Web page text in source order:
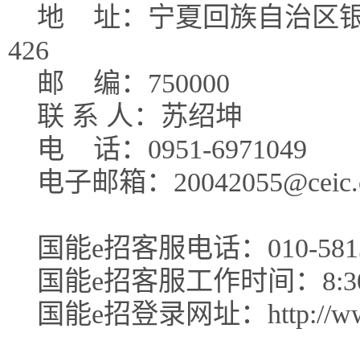
地
址：宁夏回族自治区
426
邮
编：750000
联 系 人：苏绍坤
电
话：0951-6971049
电子邮箱：
国能e招客服电话：010-
国能e招客服工作时间：
国能e招登录网址：http://